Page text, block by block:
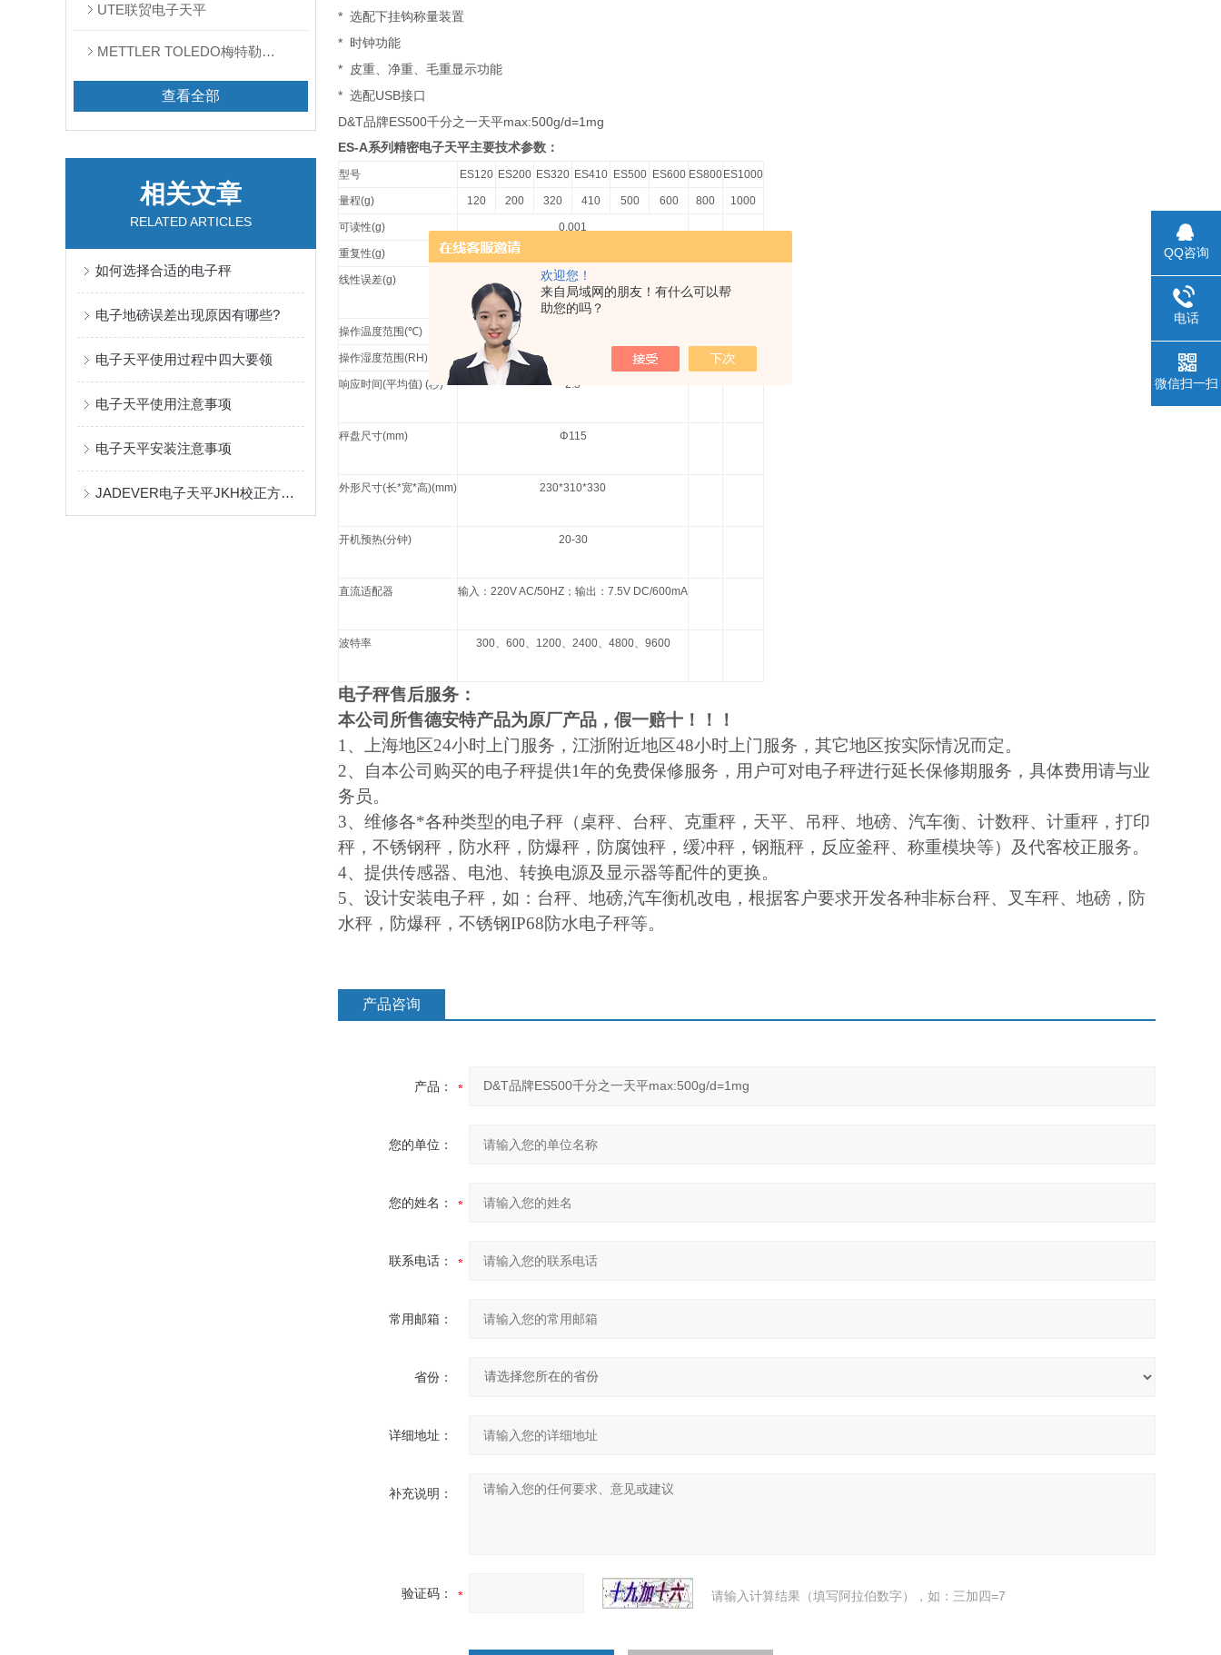
欢迎您！
来自局域网的朋友！有什么可以帮
助您的吗？
UTE联贸电子天平
METTLER TOLEDO梅特勒天平
查看全部
相关文章
RELATED ARTICLES
如何选择合适的电子秤
电子地磅误差出现原因有哪些?
电子天平使用过程中四大要领
电子天平使用注意事项
电子天平安装注意事项
JADEVER电子天平JKH校正方法 JKH电子秤标定资料
* 选配下挂钩称量装置
* 时钟功能
* 皮重、净重、毛重显示功能
* 选配USB接口
D&T品牌ES500千分之一天平max:500g/d=1mg
ES-A系列精密电子天平主要技术参数：
型号 ES120 ES200 ES320 ES410 ES500 ES600 ES800 ES1000
量程(g) 120 200 320 410 500 600 800 1000
可读性(g) 0.001
重复性(g)
线性误差(g) ±0.002
操作温度范围(℃)
操作湿度范围(RH)
响应时间(平均值) (秒) 2.5
秤盘尺寸(mm) Φ115
外形尺寸(长*宽*高)(mm) 230*310*330
开机预热(分钟) 20-30
直流适配器 输入： 220V AC/50HZ ；输出： 7.5V DC/600mA
波特率 300、 600、 1200、 2400、 4800、 9600
电子秤售后服务：
本公司所售德安特产品为原厂产品，假一赔十！！！
1 、上海地区24小时上门服务，江浙附近地区48小时上门服务，其它地区按实际情况而定。
2、自本公司购买的电子秤提供1年的免费保修服务，用户可对电子秤进行延长保修期服务，具体费用请与业
务员。
3、维修各*各种类型的电子秤（桌秤、台秤、克重秤，天平、吊秤、地磅、汽车衡、计数秤、计重秤，打印
秤，不锈钢秤，防水秤，防爆秤，防腐蚀秤，缓冲秤，钢瓶秤，反应釜秤、称重模块等）及代客校正服务。
4、提供传感器、电池、转换电源及显示器等配件的更换。
5、设计安装电子秤，如：台秤、地磅,汽车衡机改电，根据客户要求开发各种非标台秤、叉车秤、地磅，防
水秤，防爆秤，不锈钢IP68防水电子秤等。
产品咨询
产品：
您的单位：
您的姓名：
联系电话：
常用邮箱：
省份：
详细地址：
补充说明：
验证码： 请输入计算结果（填写阿拉伯数字），如：三加四=7
QQ咨询
电话
微信扫一扫